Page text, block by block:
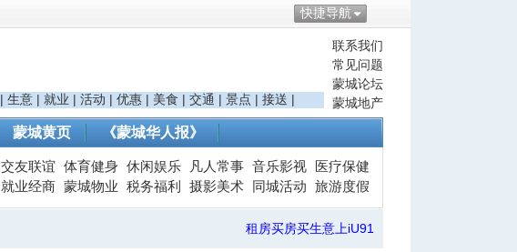
快捷导航
联系我们
常见问题
蒙城论坛
蒙城地产
| 生意 | 就业 | 活动 | 优惠 | 美食 | 交通 | 景点 | 接送 |
蒙城黄页 《蒙城华人报》
交友联谊 体育健身 休闲娱乐 凡人常事 音乐影视
医疗保健
就业经商 蒙城物业 税务福利 摄影美术 同城活动 旅游度假
租房买房买生意上iU91